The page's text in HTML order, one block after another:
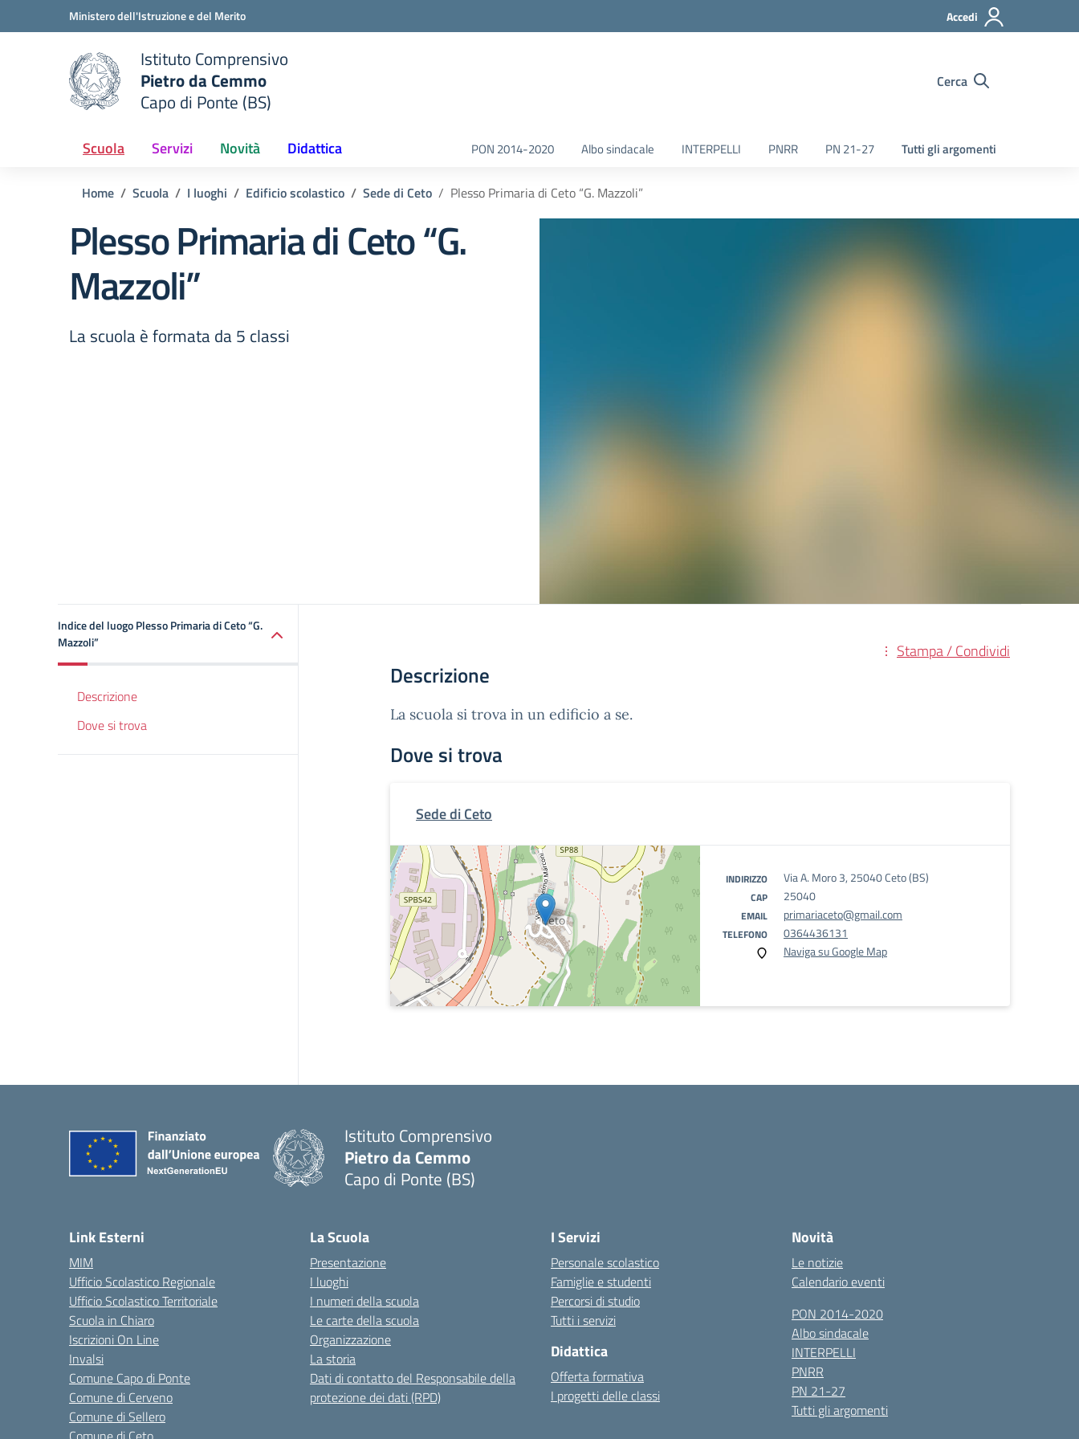
Vai ai contenuti
Vai al menu di navigazioneMinistero dell'Istruzione e del Merito Accedi
scuola
Istituto Comprensivo
Pietro da Cemmo
Capo di Ponte (BS)
Cerca
Scuola Servizi Novità Didattica PON 2014-2020 Albo sindacale INTERPELLI PNRR PN 21-27 Tutti gli argomenti
Home Scuola I luoghi Edificio scolastico Sede di Ceto Plesso Primaria di Ceto “G. Mazzoli”
Plesso Primaria di Ceto “G.
Mazzoli”
La scuola è formata da 5 classi
Indice del luogo Plesso Primaria di Ceto “G.
Mazzoli”
Descrizione
Dove si trova
Stampa / Condividi
Descrizione
La scuola si trova in un edificio a se.
Dove si trova
Sede di Ceto
INDIRIZZO Via A. Moro 3, 25040 Ceto (BS)
CAP 25040
EMAIL primariaceto@gmail.com
TELEFONO
0364436131
Naviga su Google Map
Istituto Comprensivo
Pietro da Cemmo
Capo di Ponte (BS)
Link Esterni
MIM
Ufficio Scolastico Regionale
Ufficio Scolastico Territoriale
Scuola in Chiaro
Iscrizioni On Line
Invalsi
Comune Capo di Ponte
Comune di Cerveno
Comune di Sellero
La Scuola
Presentazione
I luoghi
I numeri della scuola
Le carte della scuola
Organizzazione
La storia
Dati di contatto del Responsabile della
protezione dei dati (RPD)
I Servizi
Personale scolastico
Famiglie e studenti
Percorsi di studio
Tutti i servizi
Didattica
Offerta formativa
I progetti delle classi
Novità
Le notizie
Calendario eventi
PON 2014-2020
Albo sindacale
INTERPELLI
PNRR
PN 21-27
Tutti gli argomenti